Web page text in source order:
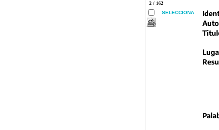
2 / 162
SELECCIONA